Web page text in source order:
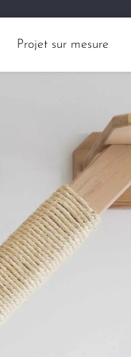
Projet sur mesure